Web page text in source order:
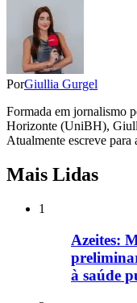
PorGiullia Gurgel
Formada em jornalismo
Horizonte (UniBH),
Atualmente escreve
Mais Lidas
1
Azeites:
à saúde